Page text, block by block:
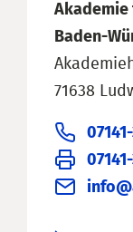
Akademie
Baden-
71638